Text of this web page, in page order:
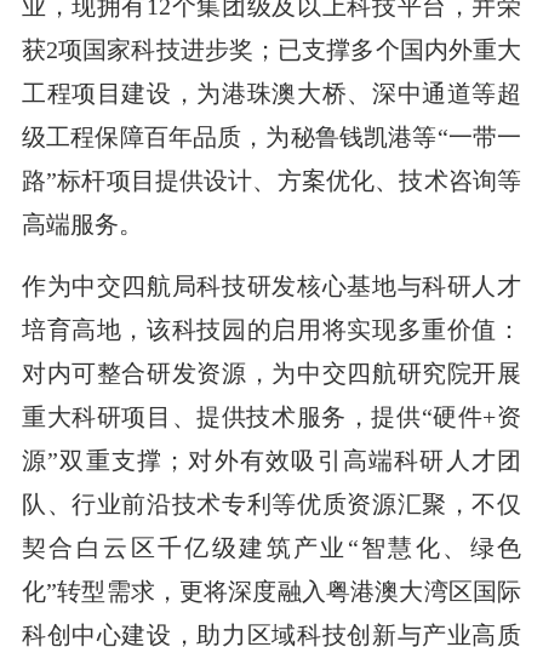
业，现拥有12个集团级及以上科技平台，并荣
获2项国家科技进步奖；已支撑多个国内外重大
工程项目建设，为港珠澳大桥、深中通道等超
级工程保障百年品质，为秘鲁钱凯港等“一带一
路”标杆项目提供设计、方案优化、技术咨询等
高端服务。
作为中交四航局科技研发核心基地与科研人才
培育高地，该科技园的启用将实现多重价值：
对内可整合研发资源，为中交四航研究院开展
重大科研项目、提供技术服务，提供“硬件+资
源”双重支撑；对外有效吸引高端科研人才团
队、行业前沿技术专利等优质资源汇聚，不仅
契合白云区千亿级建筑产业“智慧化、绿色
化”转型需求，更将深度融入粤港澳大湾区国际
科创中心建设，助力区域科技创新与产业高质